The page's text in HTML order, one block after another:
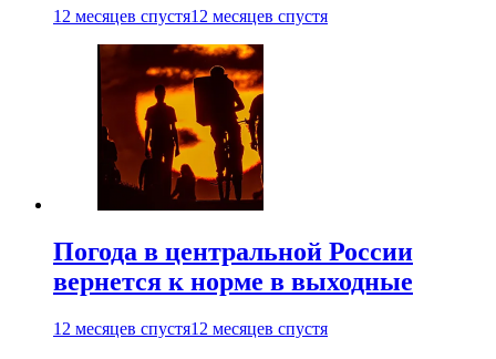
12 месяцев спустя12 месяцев спустя
Погода в центральной России
вернется к норме в выходные
12 месяцев спустя12 месяцев спустя